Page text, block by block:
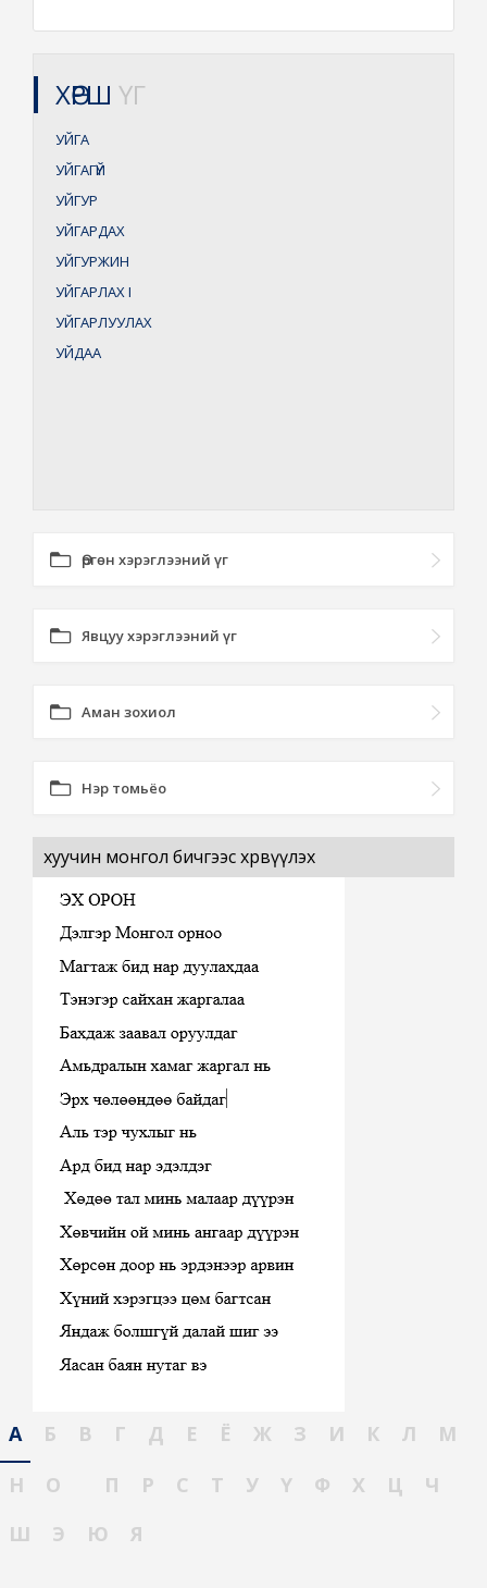
ХӨРШ ҮГ
УЙГА
УЙГАГҮЙ
УЙГУР
УЙГАРДАХ
УЙГУРЖИН
УЙГАРЛАХI
УЙГАРЛУУЛАХ
УЙДАА
Өргөн хэрэглээний үг
Явцуу хэрэглээний үг
Аман зохиол
Нэр томьёо
хуучин монгол бичгээс хөрвүүлэх
А Б В Г Д Е Ё Ж З И К Л
М
Н
О П Р С Т У Ү Ф Х Ц
Ч
Ш
Э Ю Я